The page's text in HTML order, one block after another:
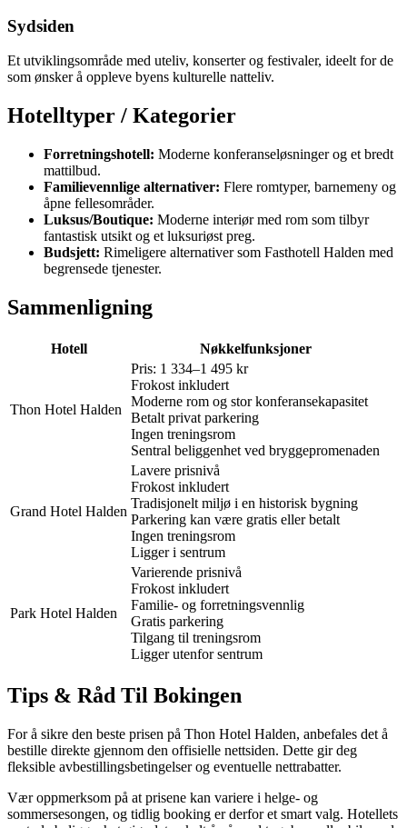
Sydsiden
Et utviklingsområde med uteliv, konserter og festivaler, ideelt for de
som ønsker å oppleve byens kulturelle natteliv.
Hotelltyper / Kategorier
Forretningshotell: Moderne konferanseløsninger og et bredt
mattilbud.
Familievennlige alternativer: Flere romtyper, barnemeny og
åpne fellesområder.
Luksus/Boutique: Moderne interiør med rom som tilbyr
fantastisk utsikt og et luksuriøst preg.
Budsjett: Rimeligere alternativer som Fasthotell Halden med
begrensede tjenester.
Sammenligning
Hotell Nøkkelfunksjoner
Thon Hotel Halden
Pris: 1 334–1 495 kr
Frokost inkludert
Moderne rom og stor konferansekapasitet
Betalt privat parkering
Ingen treningsrom
Sentral beliggenhet ved bryggepromenaden
Grand Hotel Halden
Lavere prisnivå
Frokost inkludert
Tradisjonelt miljø i en historisk bygning
Parkering kan være gratis eller betalt
Ingen treningsrom
Ligger i sentrum
Park Hotel Halden
Varierende prisnivå
Frokost inkludert
Familie- og forretningsvennlig
Gratis parkering
Tilgang til treningsrom
Ligger utenfor sentrum
Tips & Råd Til Bokingen
For å sikre den beste prisen på Thon Hotel Halden, anbefales det å
bestille direkte gjennom den offisielle nettsiden. Dette gir deg
fleksible avbestillingsbetingelser og eventuelle nettrabatter.
Vær oppmerksom på at prisene kan variere i helge- og
sommersesongen, og tidlig booking er derfor et smart valg. Hotellets